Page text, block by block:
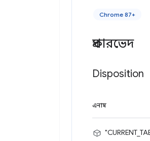
Chrome 87+
প্রকারভেদ
Disposition
এনাম